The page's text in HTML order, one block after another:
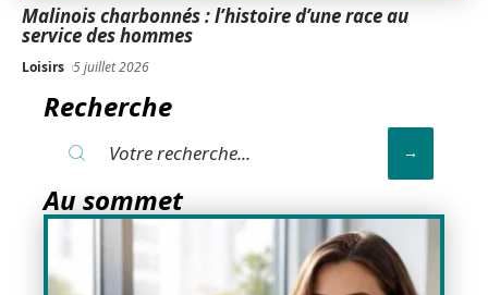
Malinois charbonnés : l’histoire d’une race au
service des hommes
Loisirs 5 juillet 2026
Recherche
Au sommet